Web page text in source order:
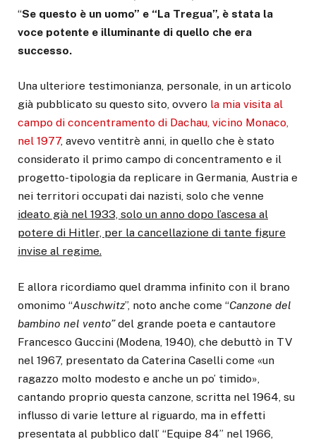
“Se questo è un uomo” e “La Tregua”, è stata la
voce potente e illuminante di quello che era
successo.
Una ulteriore testimonianza, personale, in un articolo
già pubblicato su questo sito, ovvero la mia visita al
campo di concentramento di Dachau, vicino Monaco,
nel 1977, avevo ventitrè anni, in quello che è stato
considerato il primo campo di concentramento e il
progetto-tipologia da replicare in Germania, Austria e
nei territori occupati dai nazisti, solo che venne
ideato già nel 1933, solo un anno dopo l’ascesa al
potere di Hitler, per la cancellazione di tante figure
invise al regime.
E allora ricordiamo quel dramma infinito con il brano
omonimo “Auschwitz”, noto anche come “Canzone del
bambino nel vento”del grande poeta e cantautore
Francesco Guccini (Modena, 1940), che debuttò in TV
nel 1967, presentato da Caterina Caselli come «un
ragazzo molto modesto e anche un po’ timido»,
cantando proprio questa canzone, scritta nel 1964, su
influsso di varie letture al riguardo, ma in effetti
presentata al pubblico dall’ “Equipe 84” nel 1966,